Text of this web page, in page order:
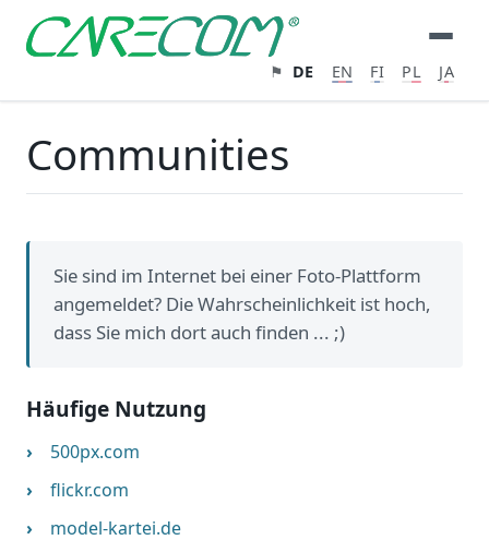
⚑ DE EN FI PL JA
Communities
Sie sind im Internet bei einer Foto-Plattform
angemeldet? Die Wahrscheinlichkeit ist hoch,
dass Sie mich dort auch finden ... ;)
Häufige Nutzung
500px.com
flickr.com
model-kartei.de